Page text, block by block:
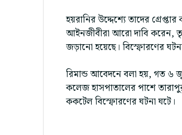
হয়রানির উদ্দেশ্যে তাদের
আইনজীবীরা আরো দাবি করেন,
জড়ানো হয়েছে। বিস্ফোরণের
রিমান্ড আবেদনে বলা হয়, গত ৬
কলেজ হাসপাতালের পাশে
ককটেল বিস্ফোরণের ঘটনা ঘটে।